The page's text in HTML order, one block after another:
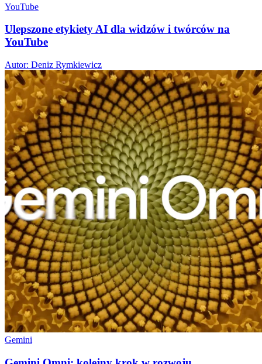
YouTube
Ulepszone etykiety AI dla widzów i twórców na
YouTube
Autor: Deniz Rymkiewicz
Gemini